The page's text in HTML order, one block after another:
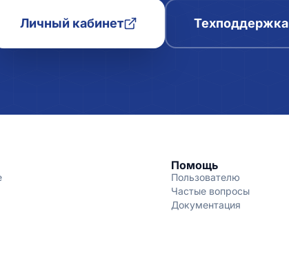
Личный кабинет Техподдержка
Помощь
Пользователю
Частые вопросы
Документация